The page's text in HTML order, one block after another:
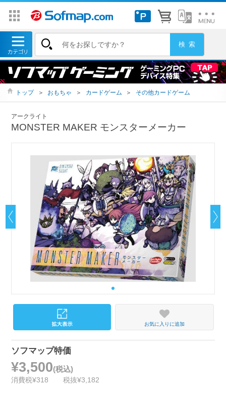
トップ ＞ おもちゃ ＞ カードゲーム ＞ その他カードゲーム
アークライト
MONSTER MAKER モンスターメーカー
お気に入りに追加
ソフマップ特価
¥3,500(税込)
消費税¥318 税抜¥3,182